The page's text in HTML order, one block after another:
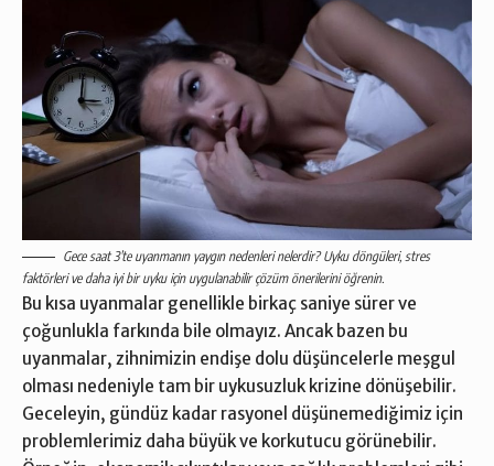
Gece saat 3’te uyanmanın yaygın nedenleri nelerdir? Uyku döngüleri, stres
faktörleri ve daha iyi bir uyku için uygulanabilir çözüm önerilerini öğrenin.
Bu kısa uyanmalar genellikle birkaç saniye sürer ve
çoğunlukla farkında bile olmayız. Ancak bazen bu
uyanmalar, zihnimizin endişe dolu düşüncelerle meşgul
olması nedeniyle tam bir uykusuzluk krizine dönüşebilir.
Geceleyin, gündüz kadar rasyonel düşünemediğimiz için
problemlerimiz daha büyük ve korkutucu görünebilir.